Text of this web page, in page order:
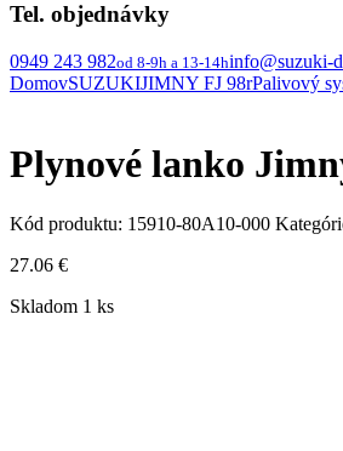
Tel. objednávky
0949 243 982od 8-9h a 13-14hinfo@suzuki-
DomovSUZUKIJIMNY FJ 98rPalivový
Plynové lanko
Kód produktu: 15910-80A10-000
27.06 €
Skladom 1 ks